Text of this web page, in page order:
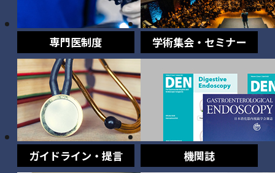
専門医制度 学術集会・セミナー
ガイドライン・提言 機関誌